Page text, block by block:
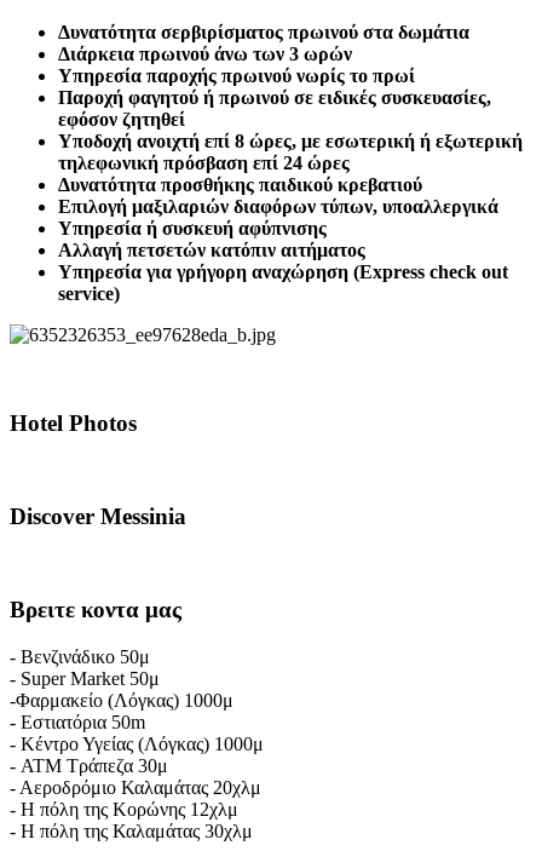
Δυνατότητα σερβιρίσματος πρωινού στα δωμάτια
Διάρκεια πρωινού άνω των 3 ωρών
Υπηρεσία παροχής πρωινού νωρίς το πρωί
Παροχή φαγητού ή πρωινού σε ειδικές συσκευασίες,
εφόσον ζητηθεί
Υποδοχή ανοιχτή επί 8 ώρες, με εσωτερική ή εξωτερική
τηλεφωνική πρόσβαση επί 24 ώρες
Δυνατότητα προσθήκης παιδικού κρεβατιού
Επιλογή μαξιλαριών διαφόρων τύπων, υποαλλεργικά
Υπηρεσία ή συσκευή αφύπνισης
Αλλαγή πετσετών κατόπιν αιτήματος
Υπηρεσία για γρήγορη αναχώρηση (Express check out
service)
Hotel Photos
Discover Messinia
Βρειτε κοντα μας
- Βενζινάδικο 50μ
- Super Market 50μ
-Φαρμακείο (Λόγκας) 1000μ
- Εστιατόρια 50m
- Κέντρο Υγείας (Λόγκας) 1000μ
- ATM Τράπεζα 30μ
- Αεροδρόμιο Καλαμάτας 20χλμ
- Η πόλη της Κορώνης 12χλμ
- Η πόλη της Καλαμάτας 30χλμ